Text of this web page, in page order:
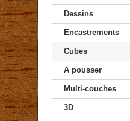
Dessins
Encastrements
Cubes
A pousser
Multi-couches
3D